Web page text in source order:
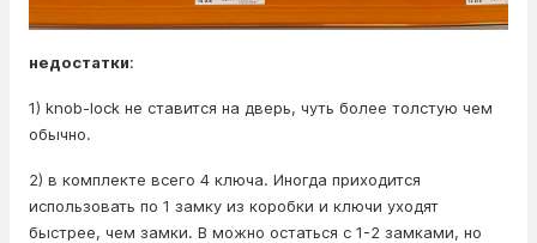
недостатки:
1) knob-lock не ставится на дверь, чуть более толстую чем
обычно.
2) в комплекте всего 4 ключа. Иногда приходится
использовать по 1 замку из коробки и ключи уходят
быстрее, чем замки. В можно остаться с 1-2 замками, но